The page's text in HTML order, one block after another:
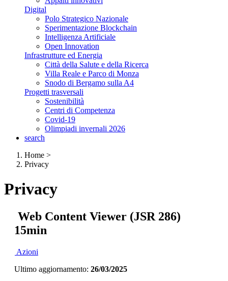
Digital
Polo Strategico Nazionale
Sperimentazione Blockchain
Intelligenza Artificiale
Open Innovation
Infrastrutture ed Energia
Città della Salute e della Ricerca
Villa Reale e Parco di Monza
Snodo di Bergamo sulla A4
Progetti trasversali
Sostenibilità
Centri di Competenza
Covid-19
Olimpiadi invernali 2026
search
Home >
Privacy
Privacy
Web Content Viewer (JSR 286)
15min
Azioni
Ultimo aggiornamento: 26/03/2025